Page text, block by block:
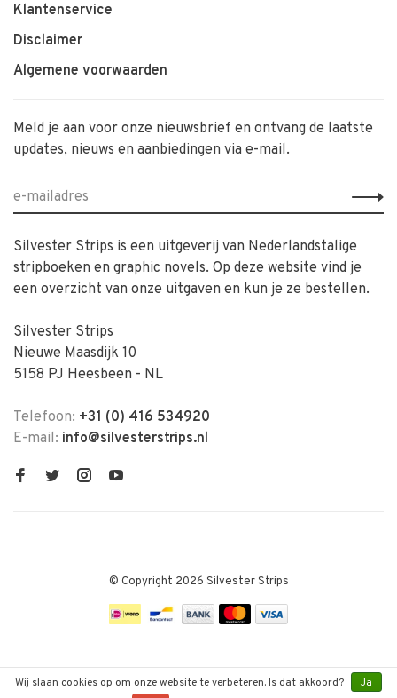
Klantenservice
Disclaimer
Algemene voorwaarden
Meld je aan voor onze nieuwsbrief en ontvang de laatste
updates, nieuws en aanbiedingen via e-mail.
Silvester Strips is een uitgeverij van Nederlandstalige
stripboeken en graphic novels. Op deze website vind je
een overzicht van onze uitgaven en kun je ze bestellen.
Silvester Strips
Nieuwe Maasdijk 10
5158 PJ Heesbeen - NL
Telefoon: +31 (0) 416 534920
E-mail: info@silvesterstrips.nl
© Copyright 2026 Silvester Strips
Wij slaan cookies op om onze website te verbeteren. Is dat akkoord?
Ja